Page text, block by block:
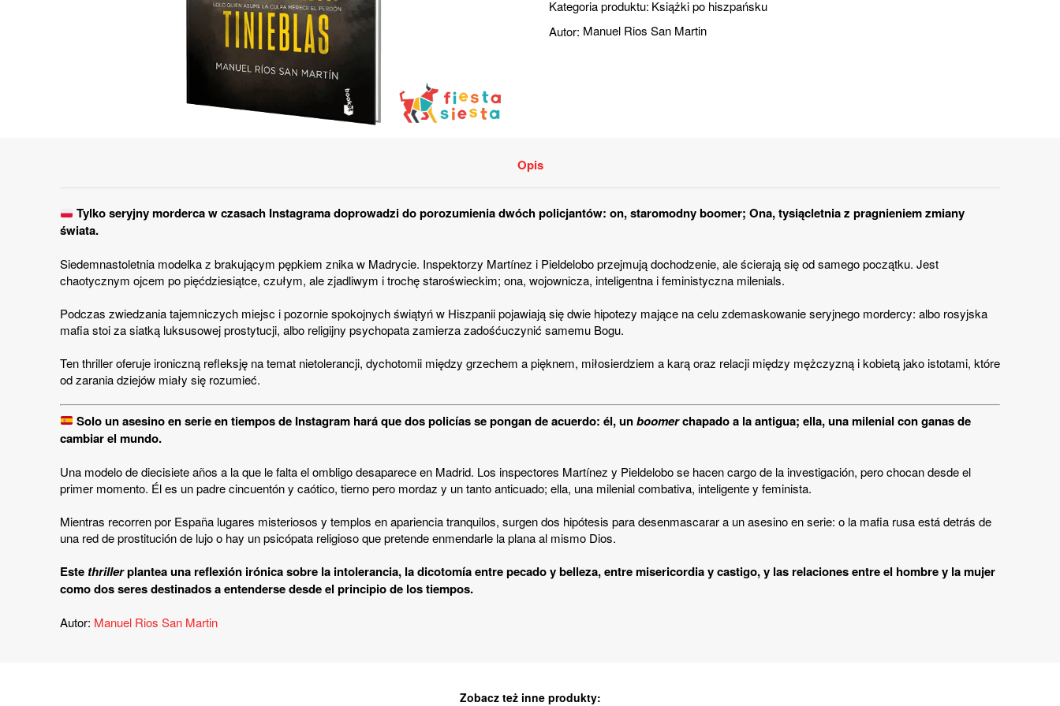
Kategoria produktu: Książki po hiszpańsku
Autor: Manuel Rios San Martin
Opis
Tylko seryjny morderca w czasach Instagrama doprowadzi do porozumienia dwóch policjantów: on, staromodny boomer; Ona, tysiącletnia z pragnieniem zmiany
świata.
Siedemnastoletnia modelka z brakującym pępkiem znika w Madrycie. Inspektorzy Martínez i Pieldelobo przejmują dochodzenie, ale ścierają się od samego początku. Jest
chaotycznym ojcem po pięćdziesiątce, czułym, ale zjadliwym i trochę staroświeckim; ona, wojownicza, inteligentna i feministyczna milenials.
Podczas zwiedzania tajemniczych miejsc i pozornie spokojnych świątyń w Hiszpanii pojawiają się dwie hipotezy mające na celu zdemaskowanie seryjnego mordercy: albo rosyjska
mafia stoi za siatką luksusowej prostytucji, albo religijny psychopata zamierza zadośćuczynić samemu Bogu.
Ten thriller oferuje ironiczną refleksję na temat nietolerancji, dychotomii między grzechem a pięknem, miłosierdziem a karą oraz relacji między mężczyzną i kobietą jako istotami, które
od zarania dziejów miały się rozumieć.
Solo un asesino en serie en tiempos de Instagram hará que dos policías se pongan de acuerdo: él, unboomerchapado a la antigua; ella, una milenial con ganas de
cambiar el mundo.
Una modelo de diecisiete años a la que le falta el ombligo desaparece en Madrid. Los inspectores Martínez y Pieldelobo se hacen cargo de la investigación, pero chocan desde el
primer momento. Él es un padre cincuentón y caótico, tierno pero mordaz y un tanto anticuado; ella, una milenial combativa, inteligente y feminista.
Mientras recorren por España lugares misteriosos y templos en apariencia tranquilos, surgen dos hipótesis para desenmascarar a un asesino en serie: o la mafia rusa está detrás de
una red de prostitución de lujo o hay un psicópata religioso que pretende enmendarle la plana al mismo Dios.
Este thrillerplantea una reflexión irónica sobre la intolerancia, la dicotomía entre pecado y belleza, entre misericordia y castigo, y las relaciones entre el hombre y la mujer
como dos seres destinados a entenderse desde el principio de los tiempos.
Autor: Manuel Rios San Martin
Zobacz też inne produkty: